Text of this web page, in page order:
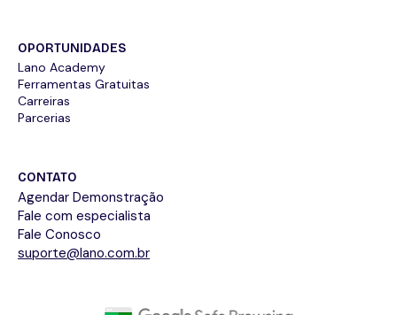
OPORTUNIDADES
Lano Academy
Ferramentas Gratuitas
Carreiras
Parcerias
CONTATO
Agendar Demonstração
Fale com especialista
Fale Conosco
suporte@lano.com.br